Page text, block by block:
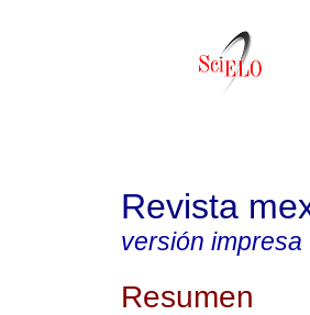
Revista
versión impresa
Resumen